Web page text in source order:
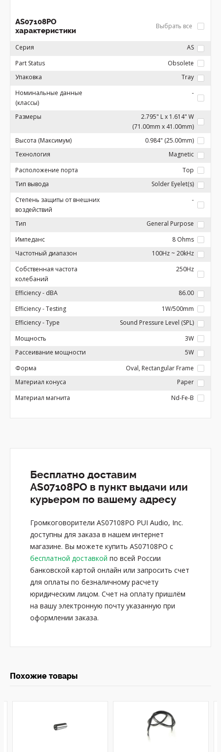
AS07108PO
характеристики
Выбрать все
Серия
AS
Part Status
Obsolete
Упаковка
Tray
Номинальные данные
(классы)
-
Размеры
2.795" L x 1.614" W
(71.00mm x 41.00mm)
Высота (Максимум)
0.984" (25.00mm)
Технология
Magnetic
Расположение порта
Top
Тип вывода
Solder Eyelet(s)
Степень защиты от внешних
воздействий
-
Тип
General Purpose
Импеданс
8 Ohms
Частотный диапазон
100Hz ~ 20kHz
Собственная частота
колебаний
250Hz
Efficiency - dBA
86.00
Efficiency - Testing
1W/500mm
Efficiency - Type
Sound Pressure Level (SPL)
Мощность
3W
Рассеивание мощности
5W
Форма
Oval, Rectangular Frame
Материал конуса
Paper
Материал магнита
Nd-Fe-B
Бесплатно доставим
AS07108PO в пункт выдачи или
курьером по вашему адресу
Громкоговорители AS07108PO PUI Audio, Inc.
доступны для заказа в нашем интернет
магазине. Вы можете купить AS07108PO с
бесплатной доставкой по всей России
банковской картой онлайн или запросить счет
для оплаты по безналичному расчету
юридическим лицом. Счет на оплату пришлём
на вашу электронную почту указанную при
оформлении заказа.
Похожие товары